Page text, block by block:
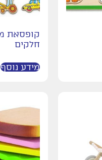
חלקים
מידע נוסף